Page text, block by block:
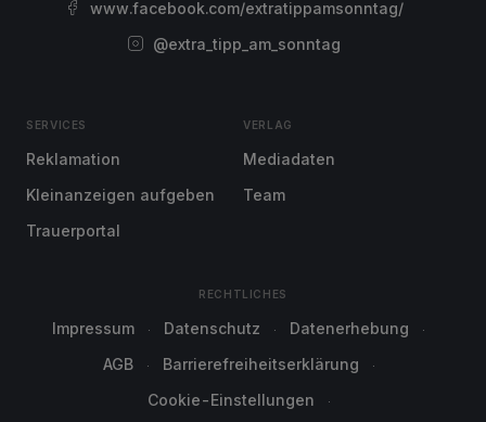
www.facebook.com/extratippamsonntag/
@extra_tipp_am_sonntag
SERVICES
Reklamation
Kleinanzeigen aufgeben
Trauerportal
VERLAG
Mediadaten
Team
RECHTLICHES
Impressum Datenschutz
Datenerhebung
AGB
Barrierefreiheitserklärung
Cookie-Einstellungen